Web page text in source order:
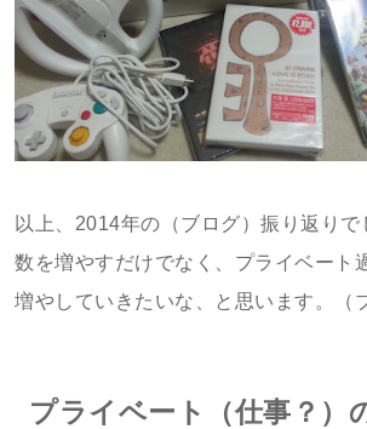
以上、2014年の（ブログ）振り返り
数を増やすだけでなく、プライベート
増やしていきたいな、と思います。（
プライベート（仕事？）